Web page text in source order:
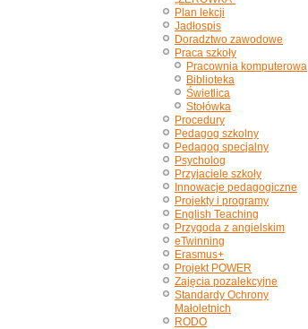
Plan lekcji
Jadłospis
Doradztwo zawodowe
Praca szkoły
Pracownia komputerowa
Biblioteka
Świetlica
Stołówka
Procedury
Pedagog szkolny
Pedagog specjalny
Psycholog
Przyjaciele szkoły
Innowacje pedagogiczne
Projekty i programy
English Teaching
Przygoda z angielskim
eTwinning
Erasmus+
Projekt POWER
Zajęcia pozalekcyjne
Standardy Ochrony
Małoletnich
RODO